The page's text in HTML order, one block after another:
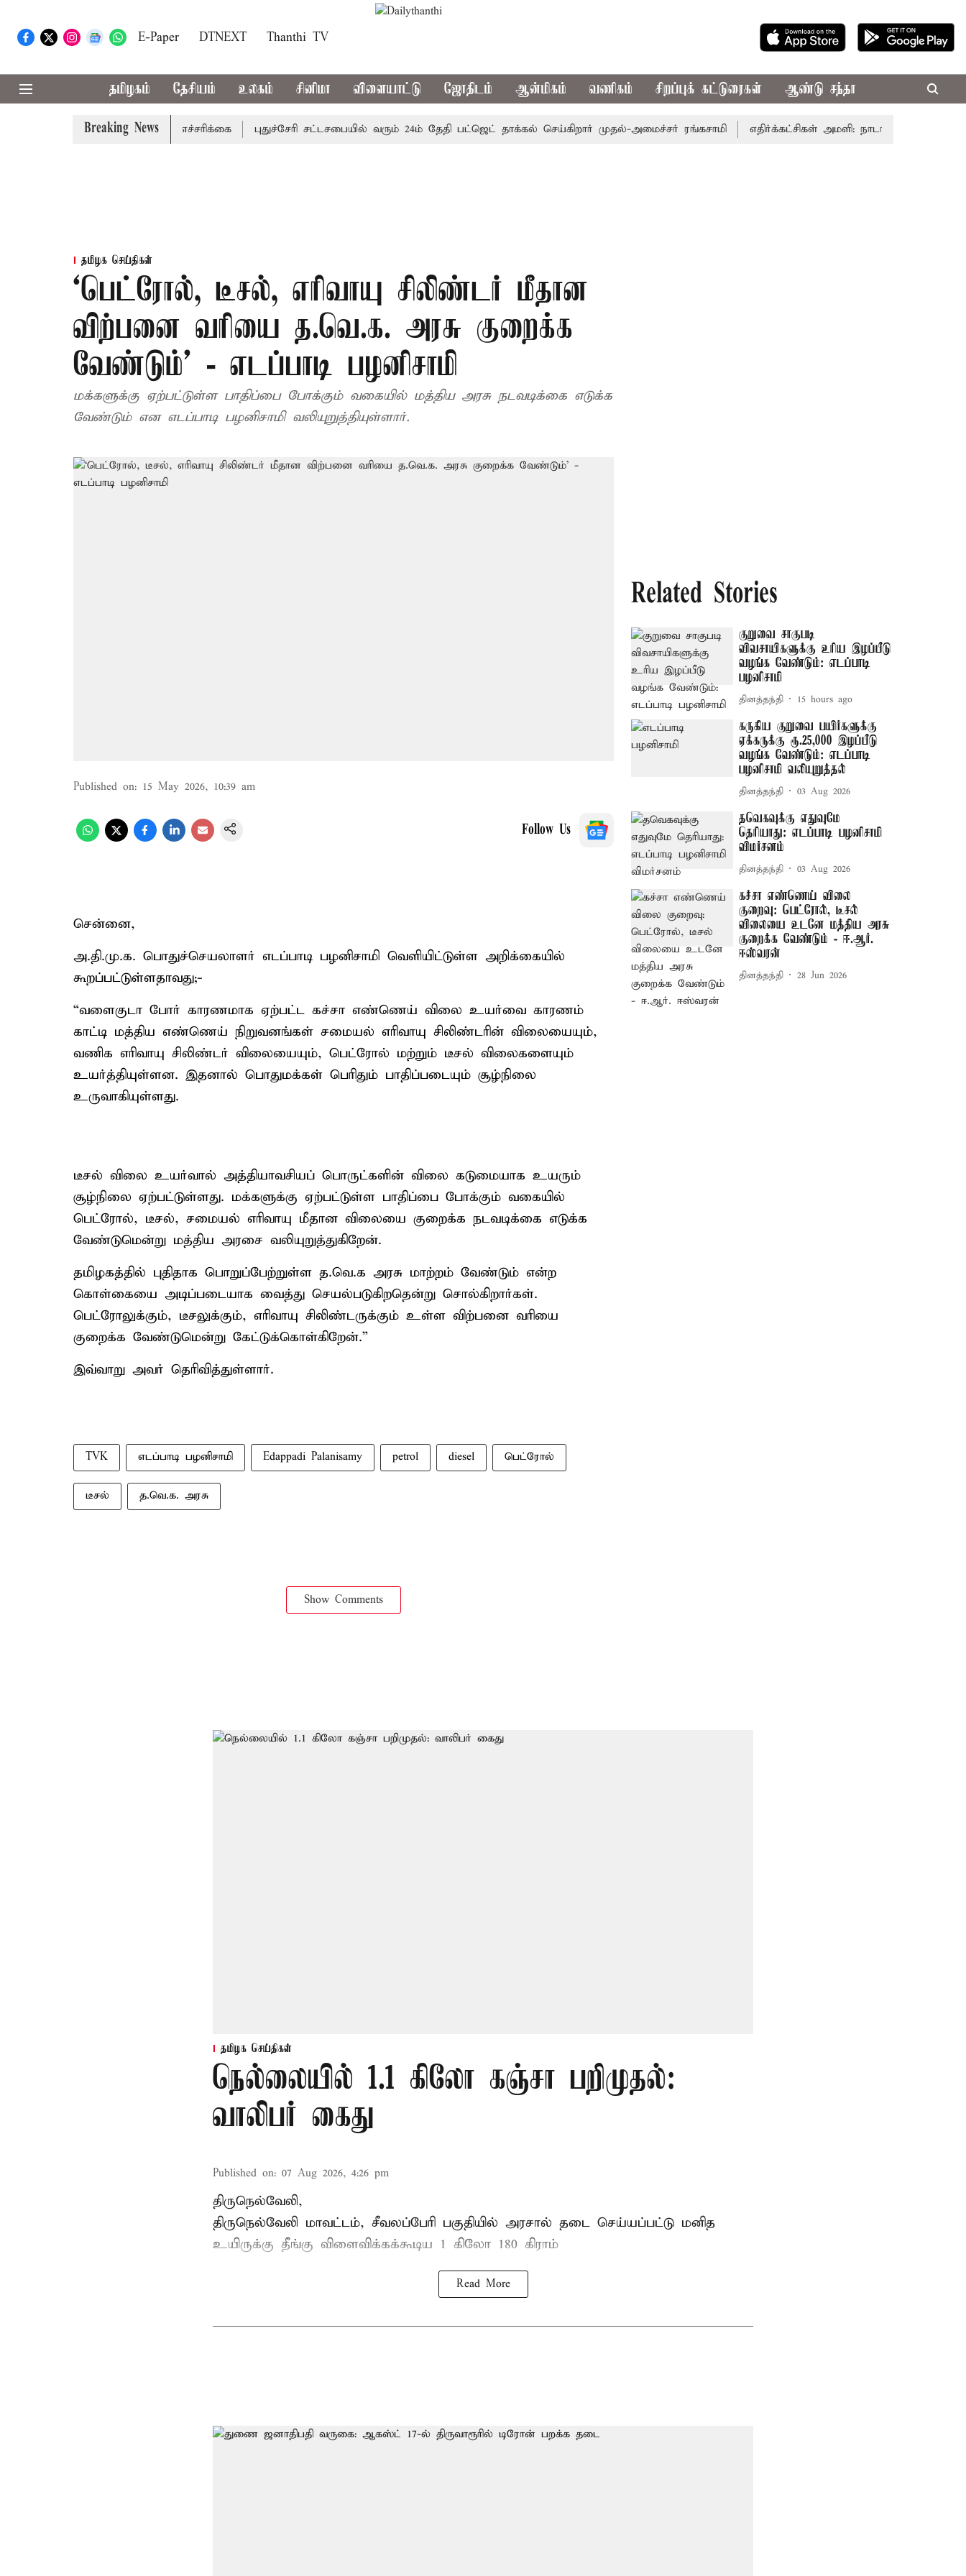
E-Paper DTNEXT Thanthi TV
தமிழகம் தேசியம் உலகம் சினிமா விளையாட்டு ஜோதிடம் ஆன்மிகம் வணிகம் சிறப்புக் கட்டுரைகள் ஆண்டு சந்தா
Breaking News
மாவட்டங்களுக்கு கன மழை எச்சரிக்கை புதுச்சேரி சட்டசபையில் வரும் 24ம் தேதி பட்ஜெட் தாக்கல் செய்கிறார் முதல்-அமைச்சர் ரங்கசாமி எதிர்க்கட்சிகள் அமளி: நாடாளுமன்ற இரு
தமிழக செய்திகள்
‘பெட்ரோல், டீசல், எரிவாயு சிலிண்டர் மீதான
விற்பனை வரியை த.வெ.க. அரசு குறைக்க
வேண்டும்’ - எடப்பாடி பழனிசாமி
மக்களுக்கு ஏற்பட்டுள்ள பாதிப்பை போக்கும் வகையில் மத்திய அரசு நடவடிக்கை எடுக்க
வேண்டும் என எடப்பாடி பழனிசாமி வலியுறுத்தியுள்ளார்.
Published on: 15 May 2026, 10:39 am
Follow Us
சென்னை,
அ.தி.மு.க. பொதுச்செயலாளர் எடப்பாடி பழனிசாமி வெளியிட்டுள்ள அறிக்கையில்
கூறப்பட்டுள்ளதாவது;-
“வளைகுடா போர் காரணமாக ஏற்பட்ட கச்சா எண்ணெய் விலை உயர்வை காரணம்
காட்டி மத்திய எண்ணெய் நிறுவனங்கள் சமையல் எரிவாயு சிலிண்டரின் விலையையும்,
வணிக எரிவாயு சிலிண்டர் விலையையும், பெட்ரோல் மற்றும் டீசல் விலைகளையும்
உயர்த்தியுள்ளன. இதனால் பொதுமக்கள் பெரிதும் பாதிப்படையும் சூழ்நிலை
உருவாகியுள்ளது.
டீசல் விலை உயர்வால் அத்தியாவசியப் பொருட்களின் விலை கடுமையாக உயரும்
சூழ்நிலை ஏற்பட்டுள்ளது. மக்களுக்கு ஏற்பட்டுள்ள பாதிப்பை போக்கும் வகையில்
பெட்ரோல், டீசல், சமையல் எரிவாயு மீதான விலையை குறைக்க நடவடிக்கை எடுக்க
வேண்டுமென்று மத்திய அரசை வலியுறுத்துகிறேன்.
தமிழகத்தில் புதிதாக பொறுப்பேற்றுள்ள த.வெ.க அரசு மாற்றம் வேண்டும் என்ற
கொள்கையை அடிப்படையாக வைத்து செயல்படுகிறதென்று சொல்கிறார்கள்.
பெட்ரோலுக்கும், டீசலுக்கும், எரிவாயு சிலிண்டருக்கும் உள்ள விற்பனை வரியை
குறைக்க வேண்டுமென்று கேட்டுக்கொள்கிறேன்.”
இவ்வாறு அவர் தெரிவித்துள்ளார்.
TVK எடப்பாடி பழனிசாமி Edappadi Palanisamy petrol diesel பெட்ரோல்
டீசல் த.வெ.க. அரசு
Show Comments
Related Stories
குறுவை சாகுபடி
விவசாயிகளுக்கு உரிய இழப்பீடு
வழங்க வேண்டும்: எடப்பாடி
பழனிசாமி
தினத்தந்தி 15 hours ago
கருகிய குறுவை பயிர்களுக்கு
ஏக்கருக்கு ரூ.25,000 இழப்பீடு
வழங்க வேண்டும்: எடப்பாடி
பழனிசாமி வலியுறுத்தல்
தினத்தந்தி 03 Aug 2026
தவெகவுக்கு எதுவுமே
தெரியாது: எடப்பாடி பழனிசாமி
விமர்சனம்
தினத்தந்தி 03 Aug 2026
கச்சா எண்ணெய் விலை
குறைவு: பெட்ரோல், டீசல்
விலையை உடனே மத்திய அரசு
குறைக்க வேண்டும் - ஈ.ஆர்.
ஈஸ்வரன்
தினத்தந்தி 28 Jun 2026
தமிழக செய்திகள்
நெல்லையில் 1.1 கிலோ கஞ்சா பறிமுதல்:
வாலிபர் கைது
Published on: 07 Aug 2026, 4:26 pm
திருநெல்வேலி,
திருநெல்வேலி மாவட்டம், சீவலப்பேரி பகுதியில் அரசால் தடை செய்யப்பட்டு மனித
உயிருக்கு தீங்கு விளைவிக்கக்கூடிய 1 கிலோ 180 கிராம்
Read More